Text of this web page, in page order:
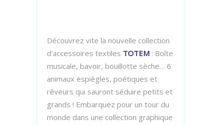
Découvrez vite la nouvelle collection
d’accessoires textiles TOTEM : Boîte
musicale, bavoir, bouillotte sèche… 6
animaux espiègles, poétiques et
rêveurs qui sauront séduire petits et
grands ! Embarquez pour un tour du
monde dans une collection graphique